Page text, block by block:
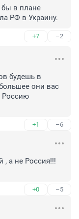
бы в плане
РФ в Украину.
+7 –2
будешь в
они вас
Россию
+1 –6
, а не Россия!!!
+0 –5